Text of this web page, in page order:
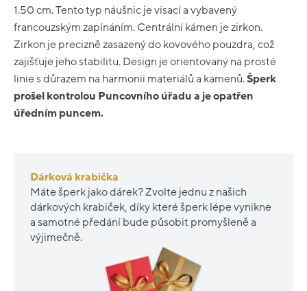
1.50 cm. Tento typ náušnic je visací a vybavený
francouzským zapínáním. Centrální kámen je zirkon.
Zirkon je precizně zasazený do kovového pouzdra, což
zajišťuje jeho stabilitu. Design je orientovaný na prosté
linie s důrazem na harmonii materiálů a kamenů.Šperk
prošel kontrolou Puncovního úřadu a je opatřen
úředním puncem.
Dárková krabička
Máte šperk jako dárek? Zvolte jednu z našich
dárkových krabiček, díky které šperk lépe vynikne
a samotné předání bude působit promyšleně a
výjimečně.